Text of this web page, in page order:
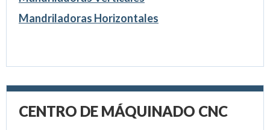
Mandriladoras Horizontales
CENTRO DE MÁQUINADO CNC